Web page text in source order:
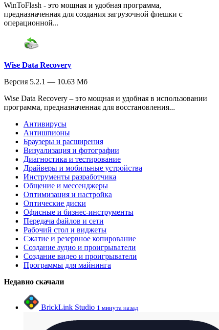
WinToFlash - это мощная и удобная программа,
предназначенная для создания загрузочной флешки с
операционной...
Wise Data Recovery
Версия 5.2.1 — 10.63 Мб
Wise Data Recovery – это мощная и удобная в использовании
программа, предназначенная для восстановления...
Антивирусы
Антишпионы
Браузеры и расширения
Визуализация и фотографии
Диагностика и тестирование
Драйверы и мобильные устройства
Инструменты разработчика
Общение и мессенджеры
Оптимизация и настройка
Оптические диски
Офисные и бизнес-инструменты
Передача файлов и сети
Рабочий стол и виджеты
Сжатие и резервное копирование
Создание аудио и проигрыватели
Создание видео и проигрыватели
Программы для майнинга
Недавно скачали
BrickLink Studio 1 минута назад